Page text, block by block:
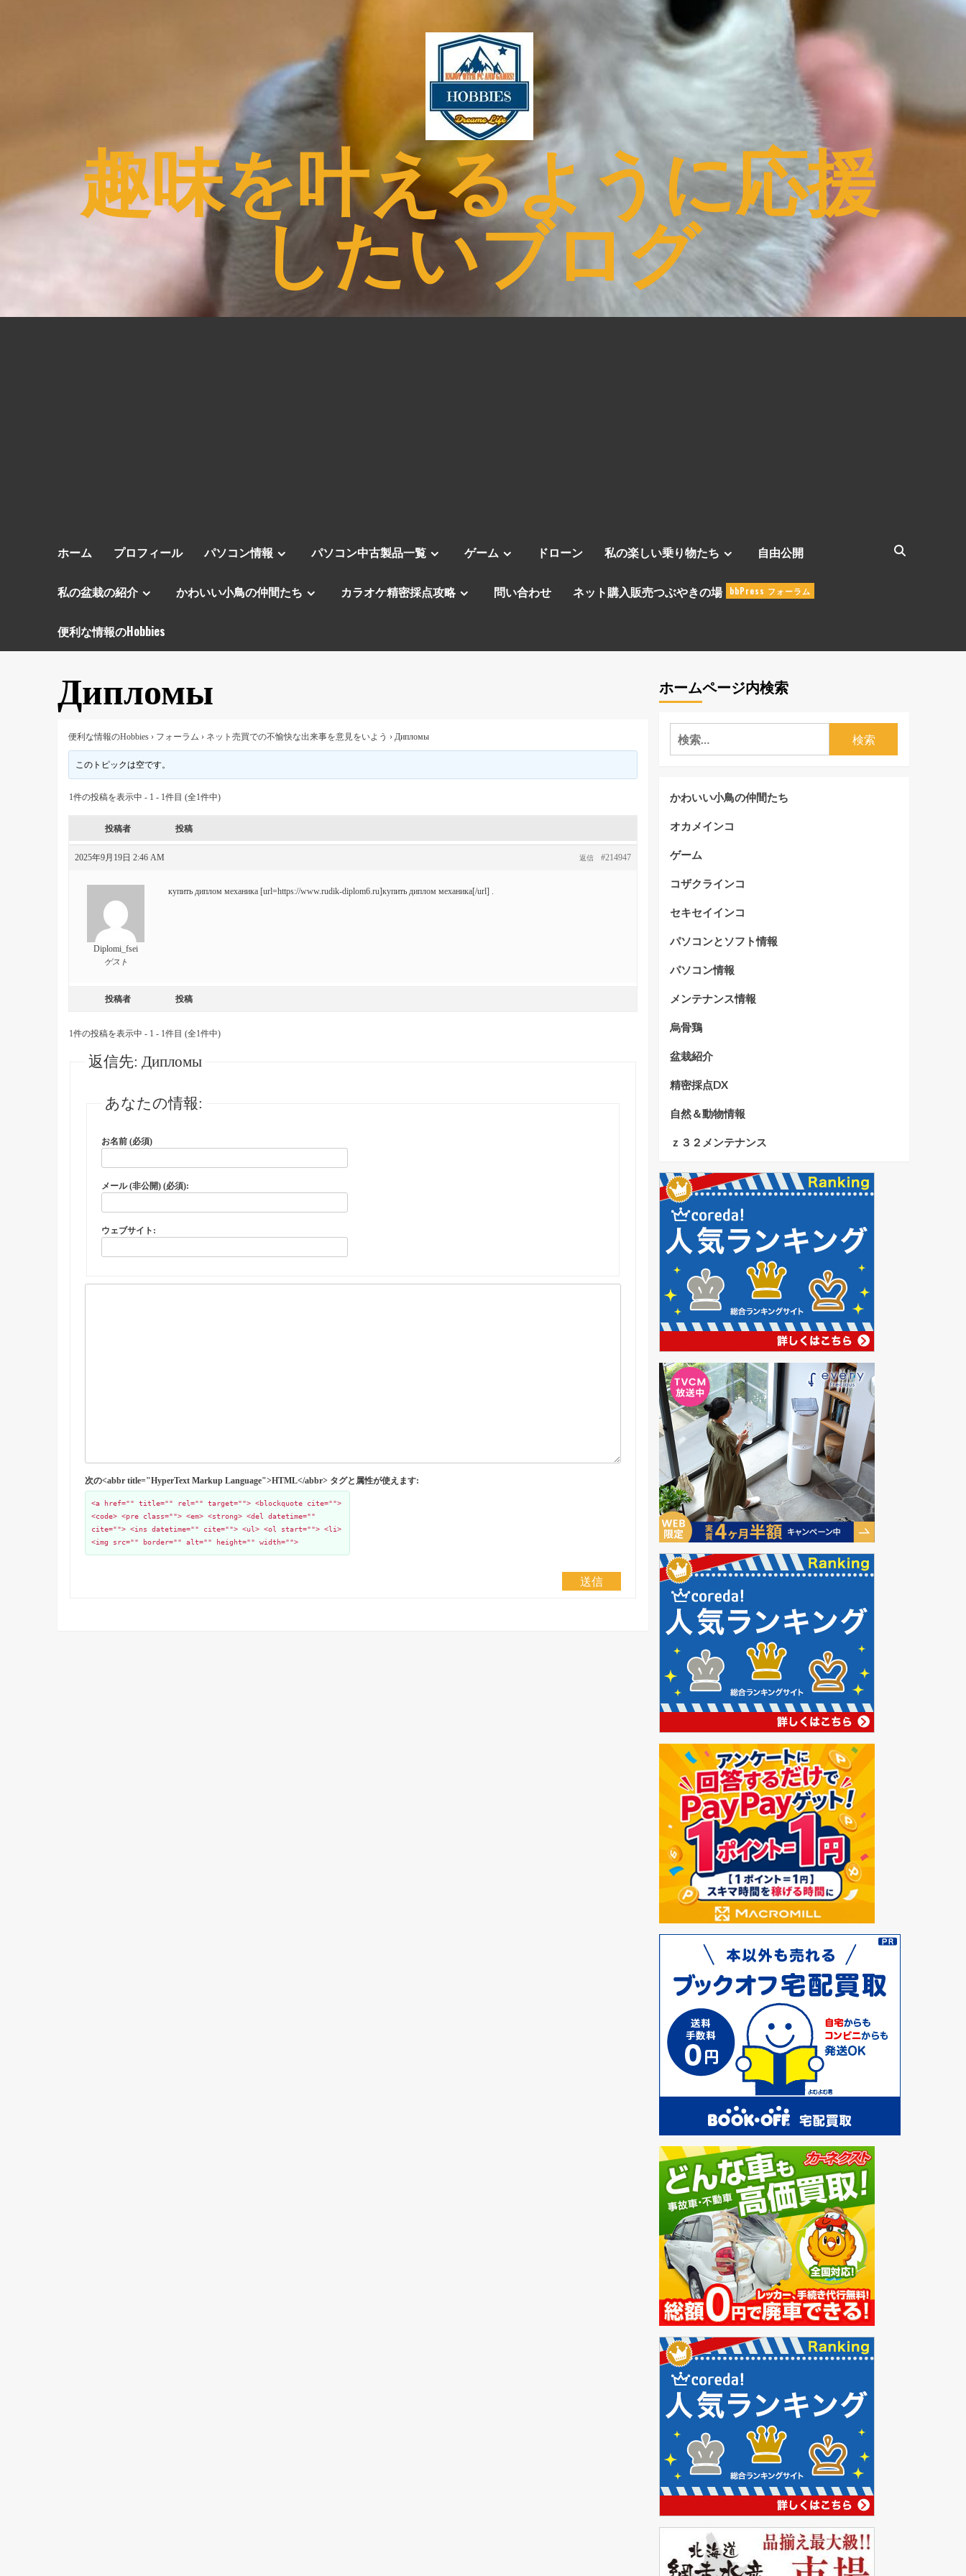
趣味を叶えるように応援
したいブログ
ホーム プロフィール パソコン情報 パソコン中古製品一覧 ゲーム ドローン 私の楽しい乗り物たち 自由公開
私の盆栽の紹介 かわいい小鳥の仲間たち カラオケ精密採点攻略 問い合わせ ネット購入販売つぶやきの場 bbPress フォーラム
便利な情報のHobbies
Дипломы
便利な情報のHobbies › フォーラム › ネット売買での不愉快な出来事を意見をいよう › Дипломы
このトピックは空です。
1件の投稿を表示中 - 1 - 1件目 (全1件中)
投稿者 投稿
2025年9月19日 2:46 AM #214947
返信
Diplomi_fsei
ゲスト
купить диплом механика [url=https://www.rudik-diplom6.ru]купить диплом механика[/url] .
投稿者 投稿
1件の投稿を表示中 - 1 - 1件目 (全1件中)
返信先: Дипломы
あなたの情報:
お名前 (必須)
メール (非公開) (必須):
ウェブサイト:
次の<abbr title="HyperText Markup Language">HTML</abbr> タグと属性が使えます:
<a href="" title="" rel="" target=""> <blockquote cite="">
<code> <pre class=""> <em> <strong> <del datetime=""
cite=""> <ins datetime="" cite=""> <ul> <ol start=""> <li>
<img src="" border="" alt="" height="" width="">
送信
ホームページ内検索
検
索:
かわいい小鳥の仲間たち
オカメインコ
ゲーム
コザクラインコ
セキセイインコ
パソコンとソフト情報
パソコン情報
メンテナンス情報
烏骨鶏
盆栽紹介
精密採点DX
自然＆動物情報
ｚ３２メンテナンス